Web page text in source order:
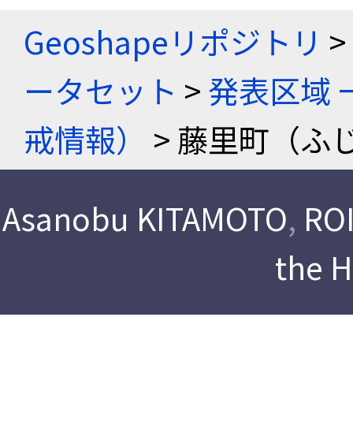
Geoshapeリポジトリ >
ータセット >発表区域
戒情報）
> 藤里町（ふ
Asanobu KITAMOTO,
the